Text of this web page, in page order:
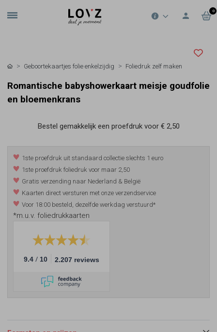
0
Geboortekaartjes folie enkelzijdig Foliedruk zelf maken
Romantische babyshowerkaart meisje goudfolie
en bloemenkrans
Bestel gemakkelijk een proefdruk voor € 2,50
1ste proefdruk uit standaard collectie slechts 1 euro
1ste proefdruk foliedruk voor maar 2,50
Gratis verzending naar Nederland & België
Kaarten direct versturen met onze verzendservice
Voor 18:00 besteld, dezelfde werkdag verstuurd*
*m.u.v. foliedrukkaarten
9.4 / 10 2.207 reviews